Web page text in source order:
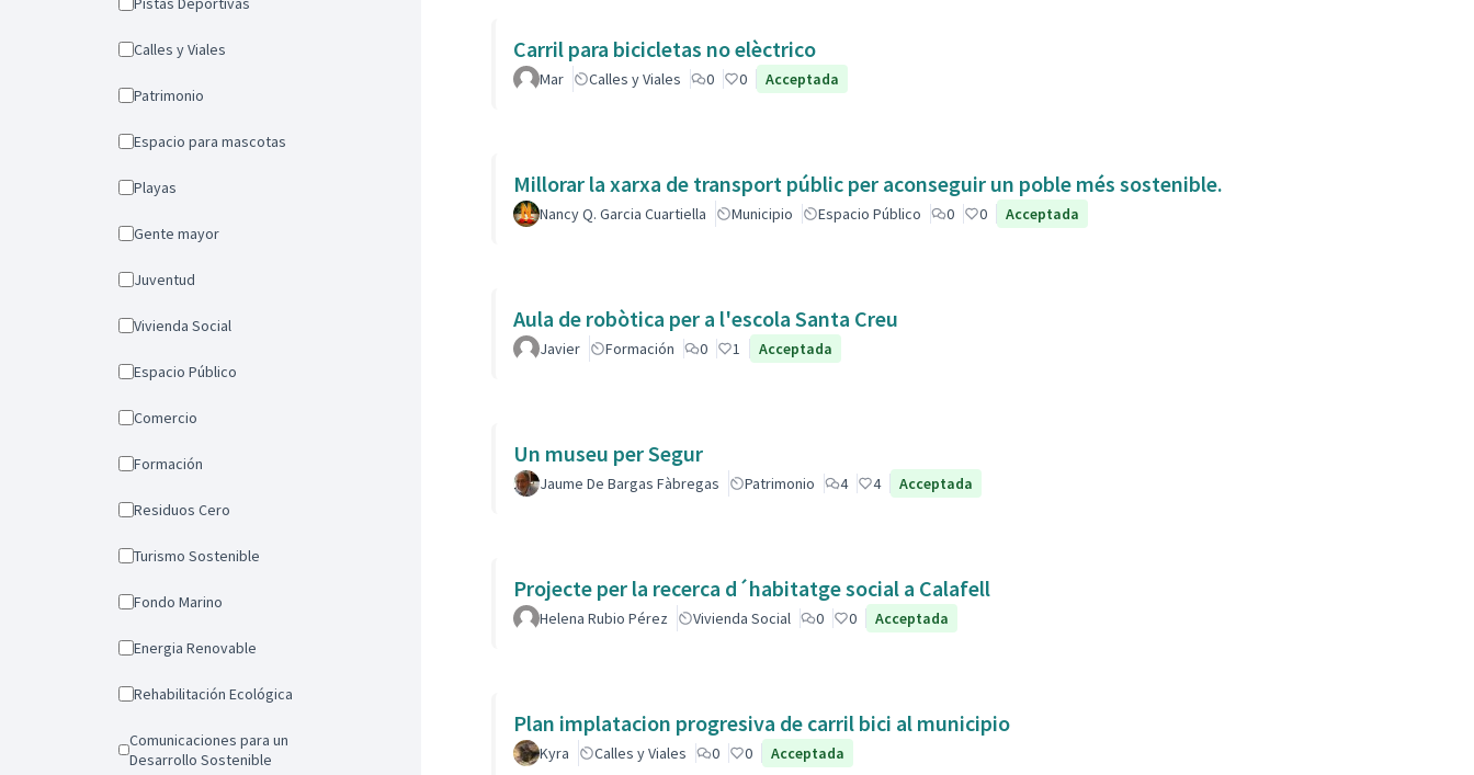
Calles y Viales
Patrimonio
Espacio para mascotas
Playas
Gente mayor
Juventud
Vivienda Social
Espacio Público
Comercio
Formación
Residuos Cero
Turismo Sostenible
Fondo Marino
Energia Renovable
Rehabilitación Ecológica
Comunicaciones para un
Desarrollo Sostenible
Carril para bicicletas no elèctrico
Mar Calles y Viales 0 0 Acceptada
Millorar la xarxa de transport públic per aconseguir un poble més sostenible.
Nancy Q. Garcia Cuartiella Municipio Espacio Público 0 0 Acceptada
Aula de robòtica per a l'escola Santa Creu
Javier Formación 0 1 Acceptada
Un museu per Segur
Jaume De Bargas Fàbregas Patrimonio 4 4 Acceptada
Projecte per la recerca d´habitatge social a Calafell
Helena Rubio Pérez Vivienda Social 0 0 Acceptada
Plan implatacion progresiva de carril bici al municipio
Kyra Calles y Viales 0 0 Acceptada